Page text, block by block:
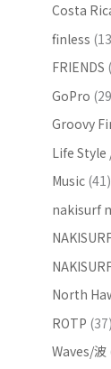
Costa
finless
FRIENDS
GoPro
Groovy
Life Style
Music (41)
nakisurf
North
ROTP (37)
Waves/波